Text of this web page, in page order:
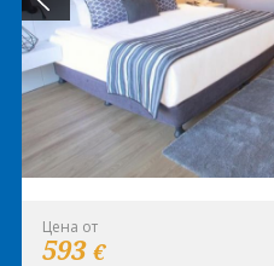
Цена от
593 €